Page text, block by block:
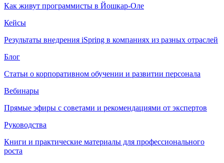
Как живут программисты в Йошкар‑Оле
Кейсы
Результаты внедрения iSpring в компаниях из разных отраслей
Блог
Статьи о корпоративном обучении и развитии персонала
Вебинары
Прямые эфиры с советами и рекомендациями от экспертов
Руководства
Книги и практические материалы для профессионального
роста